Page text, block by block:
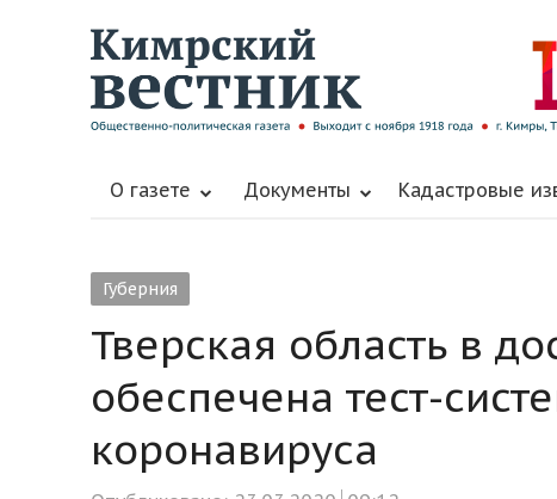
О газете Документы Кадастровые
Губерния
Тверская область в
обеспечена тест-
коронавируса